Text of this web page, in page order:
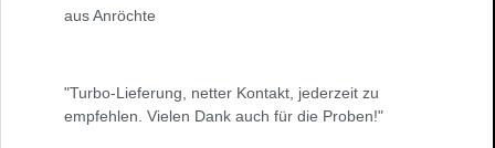
aus Anröchte
"Turbo-Lieferung, netter Kontakt, jederzeit zu
empfehlen. Vielen Dank auch für die Proben!"